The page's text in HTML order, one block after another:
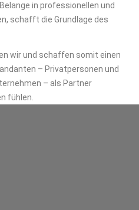
in professionellen und
schafft die Grundlage des
wir und schaffen somit einen
– Privatpersonen und
– als Partner
fühlen.